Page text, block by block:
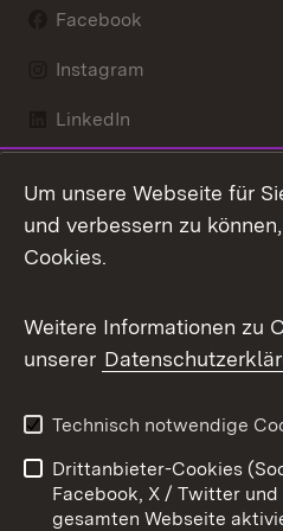
Facebook
Instagram
LinkedIn
X / Twitter
Youtube
Kontakt
Impressum
Um unsere Webseite für
und verbessern zu
Cookies.
Weitere Informationen zu
unserer
Technisch notwendige
Drittanbieter-Cookies
Facebook, X / Twitter
gesamten Webseite